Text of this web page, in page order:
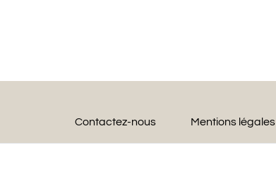
Contactez-nous Mentions légales